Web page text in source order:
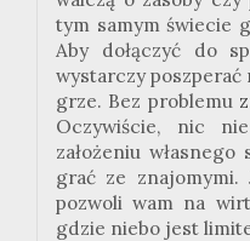
tym samym świecie
Aby dołączyć do
wystarczy
grze. Bez problemu
Oczywiście, nic
założeniu
grać ze
pozwoli wam na
gdzie niebo jest